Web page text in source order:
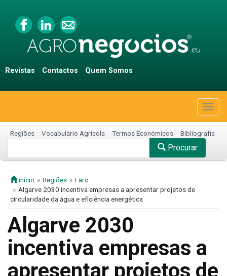
Revistas Contactos Quem Somos
Regiões Vocabulário Agrícola Termos Económicos Bibliografia
Procurar
início Regiões
Faro
Algarve 2030 incentiva empresas a apresentar projetos de
circularidade da água e eficiência energética
Algarve 2030
incentiva empresas a
apresentar projetos de